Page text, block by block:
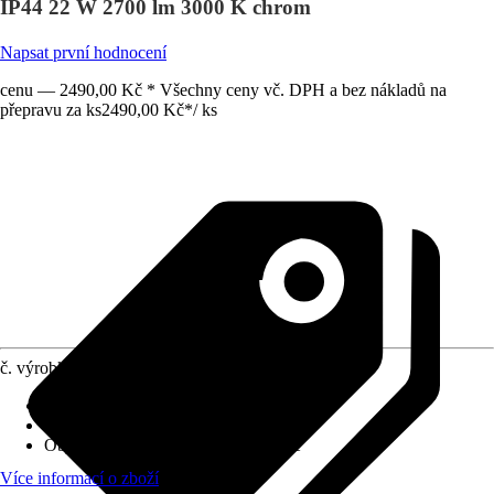
IP44 22 W 2700 lm 3000 K chrom
Napsat první hodnocení
cenu — 2490,00 Kč * Všechny ceny vč. DPH a bez nákladů na
přepravu za ks2490,00 Kč*/ ks
č. výrobku
Objímka
LED napevno zabudované
Více informací o zboží